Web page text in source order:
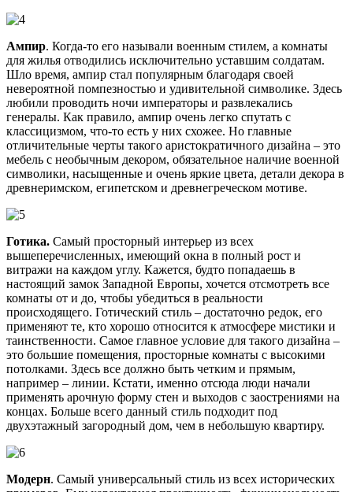
Ампир. Когда-то его называли военным стилем, а комнаты
для жилья отводились исключительно уставшим солдатам.
Шло время, ампир стал популярным благодаря своей
невероятной помпезностью и удивительной символике. Здесь
любили проводить ночи императоры и развлекались
генералы. Как правило, ампир очень легко спутать с
классицизмом, что-то есть у них схожее. Но главные
отличительные черты такого аристократичного дизайна – это
мебель с необычным декором, обязательное наличие военной
символики, насыщенные и очень яркие цвета, детали декора в
древнеримском, египетском и древнегреческом мотиве.
Готика. Самый просторный интерьер из всех
вышеперечисленных, имеющий окна в полный рост и
витражи на каждом углу. Кажется, будто попадаешь в
настоящий замок Западной Европы, хочется отсмотреть все
комнаты от и до, чтобы убедиться в реальности
происходящего. Готический стиль – достаточно редок, его
применяют те, кто хорошо относится к атмосфере мистики и
таинственности. Самое главное условие для такого дизайна –
это большие помещения, просторные комнаты с высокими
потолками. Здесь все должно быть четким и прямым,
например – линии. Кстати, именно отсюда люди начали
применять арочную форму стен и выходов с заострениями на
концах. Больше всего данный стиль подходит под
двухэтажный загородный дом, чем в небольшую квартиру.
Модерн. Самый универсальный стиль из всех исторических